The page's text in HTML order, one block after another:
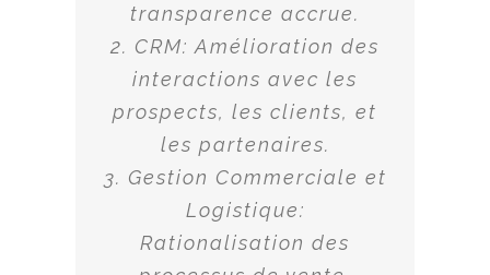
transparence accrue.
2. CRM: Amélioration des
interactions avec les
prospects, les clients, et
les partenaires.
3. Gestion Commerciale et
Logistique:
Rationalisation des